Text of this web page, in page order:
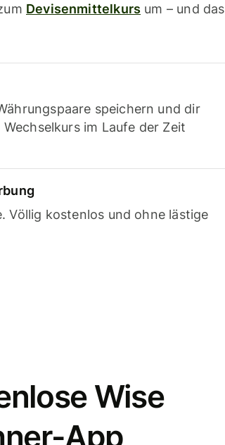
Devisenmittelkurs um – und das
speichern und dir
im Laufe der Zeit
Völlig kostenlos und ohne lästige
Wise
App